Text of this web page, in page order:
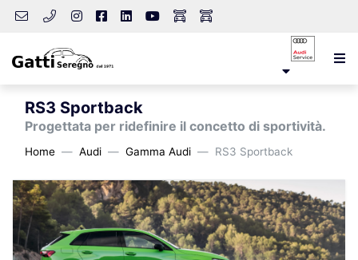
RS3 Sportback
Progettata per ridefinire il concetto di sportività.
Home Audi Gamma Audi RS3 Sportback